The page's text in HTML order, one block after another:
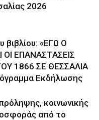
2026
βιβλίου: «ΕΓΩ Ο
ΟΙ ΕΠΑΝΑΣΤΑΣΕΙΣ
1866 ΣΕ ΘΕΣΣΑΛΙΑ
Εκδήλωσης
κοινωνικής
από το